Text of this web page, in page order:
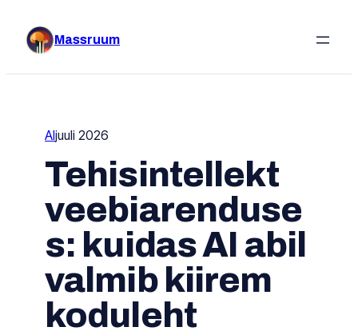
sisu
juurde
Massruum
AIjuuli 2026
Tehisintellekt
veebiarenduse
s: kuidas AI abil
valmib kiirem
koduleht